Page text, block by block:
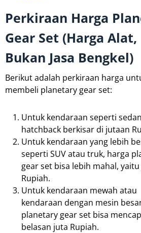
Perkiraan Harga
Gear Set (Harga Alat,
Bukan Jasa Bengkel)
Berikut adalah perkiraan harga
membeli planetary gear set:
Untuk kendaraan seperti
hatchback berkisar di jutaan
Untuk kendaraan yang lebih
seperti SUV atau truk, harga
gear set bisa lebih mahal,
Rupiah.
Untuk kendaraan mewah atau
kendaraan dengan mesin
planetary gear set bisa
belasan juta Rupiah.